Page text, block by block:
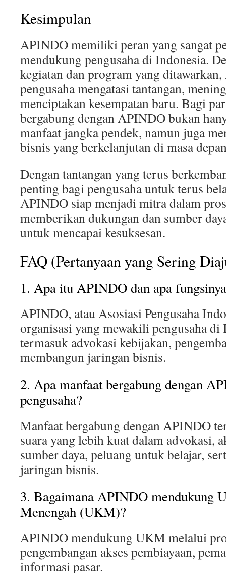
Kesimpulan
APINDO memiliki peran yang sangat
mendukung pengusaha di Indonesia.
kegiatan dan program yang
pengusaha mengatasi tantangan,
menciptakan kesempatan baru. Bagi
bergabung dengan APINDO bukan
manfaat jangka pendek, namun juga
bisnis yang berkelanjutan di masa
Dengan tantangan yang terus
penting bagi pengusaha untuk terus
APINDO siap menjadi mitra dalam
memberikan dukungan dan sumber
untuk mencapai kesuksesan.
FAQ (Pertanyaan yang Sering
1. Apa itu APINDO dan apa
APINDO, atau Asosiasi Pengusaha
organisasi yang mewakili pengusaha di
termasuk advokasi kebijakan,
membangun jaringan bisnis.
2. Apa manfaat bergabung dengan
pengusaha?
Manfaat bergabung dengan APINDO
suara yang lebih kuat dalam advokasi,
sumber daya, peluang untuk belajar,
jaringan bisnis.
3. Bagaimana APINDO mendukung
Menengah (UKM)?
APINDO mendukung UKM melalui
pengembangan akses pembiayaan,
informasi pasar.